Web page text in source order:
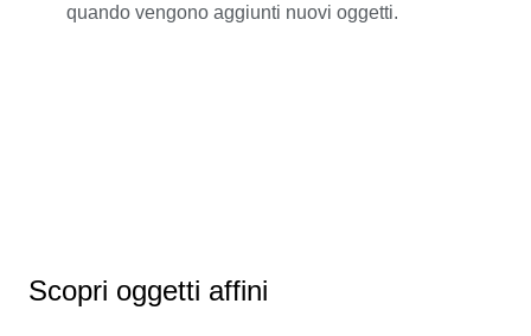
quando vengono aggiunti nuovi oggetti.
Scopri oggetti affini